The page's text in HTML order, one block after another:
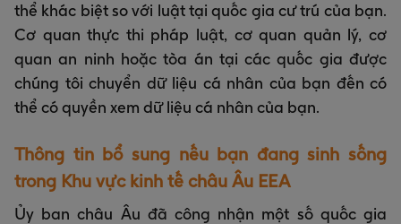
thể khác biệt so với luật tại quốc gia cư trú của bạn.
Cơ quan thực thi pháp luật, cơ quan quản lý, cơ
quan an ninh hoặc tòa án tại các quốc gia được
chúng tôi chuyển dữ liệu cá nhân của bạn đến có
thể có quyền xem dữ liệu cá nhân của bạn.
Thông tin bổ sung nếu bạn đang sinh sống
trong Khu vực kinh tế châu Âu EEA
Ủy ban châu Âu đã công nhận một số quốc gia